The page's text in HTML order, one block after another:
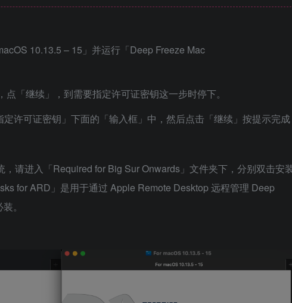
10.13.5 – 15」并运行「Deep Freeze Mac
「继续」，到需要指定许可证密钥这一步时停下。
定许可证密钥」下面的「输入框」中，然后点击「继续」按提示完成
请进入「Required for Big Sur Onwards」文件夹下，分别双击安
for ARD」是用于通过 Apple Remote Desktop 远程管理 Deep
。